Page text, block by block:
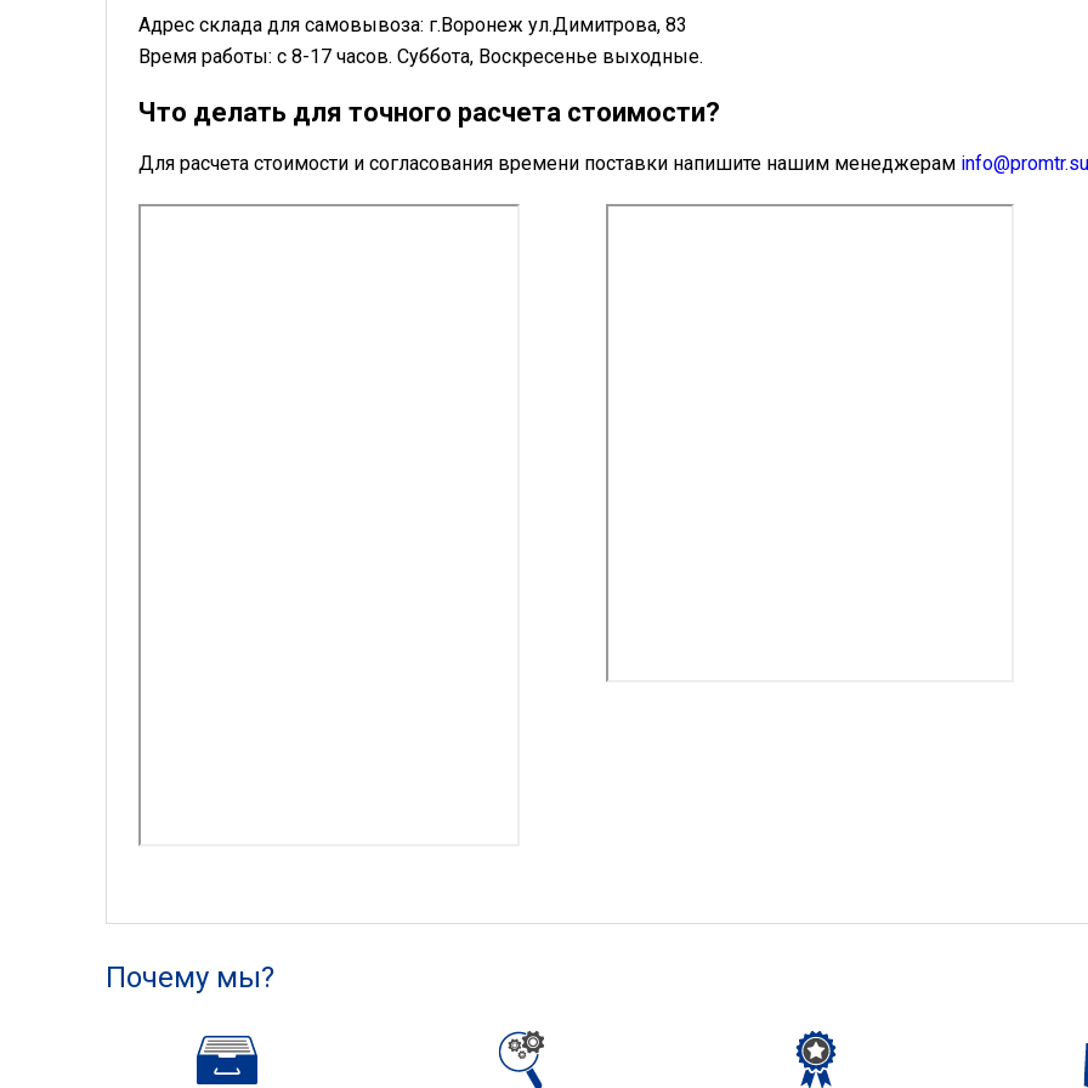
Адрес склада для самовывоза: г.Воронеж ул.Димитрова, 83
Время работы: с 8-17 часов. Суббота, Воскресенье выходные.
Что делать для точного расчета стоимости?
Для расчета стоимости и согласования времени поставки напишите нашим менеджерам info@promtr.su
Почему мы?